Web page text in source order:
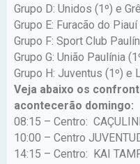
Grupo D: Unidos (1º) e
Grupo E: Furacão do
Grupo F: Sport Club
Grupo G: União Paulínia
Grupo H: Juventus (1º) e
Veja abaixo os
acontecerão domingo:
08:15 – Centro:
10:00 – Centro
14:15 – Centro: KAI